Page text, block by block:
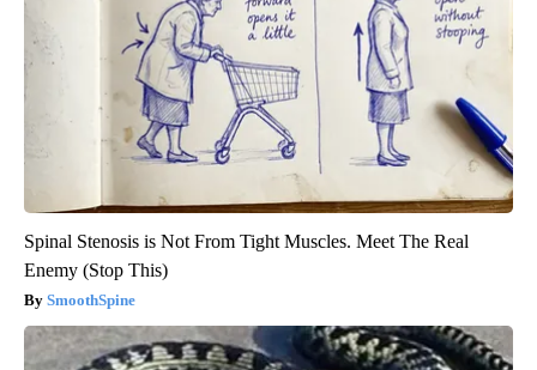
Spinal Stenosis is Not From Tight Muscles. Meet The Real
Enemy (Stop This)
SmoothSpine